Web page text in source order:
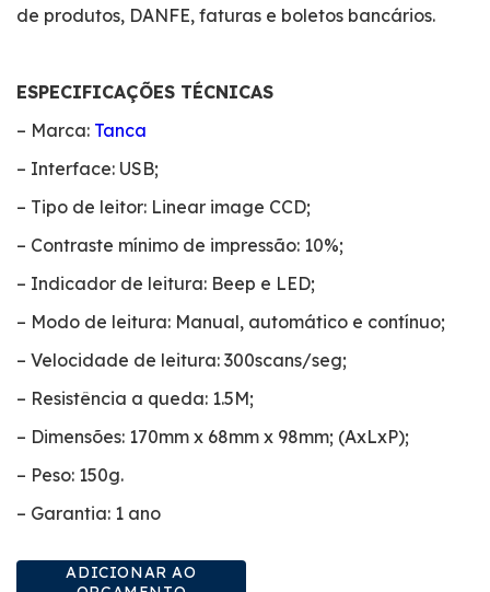
de produtos, DANFE, faturas e boletos bancários.
ESPECIFICAÇÕES TÉCNICAS
– Marca: Tanca
– Interface: USB;
– Tipo de leitor: Linear image CCD;
– Contraste mínimo de impressão: 10%;
– Indicador de leitura: Beep e LED;
– Modo de leitura: Manual, automático e contínuo;
– Velocidade de leitura: 300scans/seg;
– Resistência a queda: 1.5M;
– Dimensões: 170mm x 68mm x 98mm; (AxLxP);
– Peso: 150g.
– Garantia: 1 ano
ADICIONAR AO